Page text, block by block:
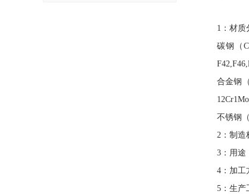
1：材质
碳钢（
合金钢
不锈钢
2：制造
3：用途
4：加工
5：生产